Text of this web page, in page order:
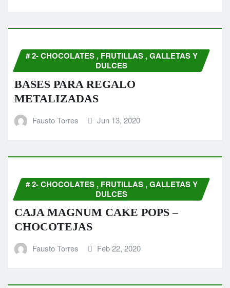
# 2- CHOCOLATES , FRUTILLAS , GALLETAS Y
DULCES
BASES PARA REGALO
METALIZADAS
Fausto Torres Jun 13, 2020
# 2- CHOCOLATES , FRUTILLAS , GALLETAS Y
DULCES
CAJA MAGNUM CAKE POPS –
CHOCOTEJAS
Fausto Torres Feb 22, 2020